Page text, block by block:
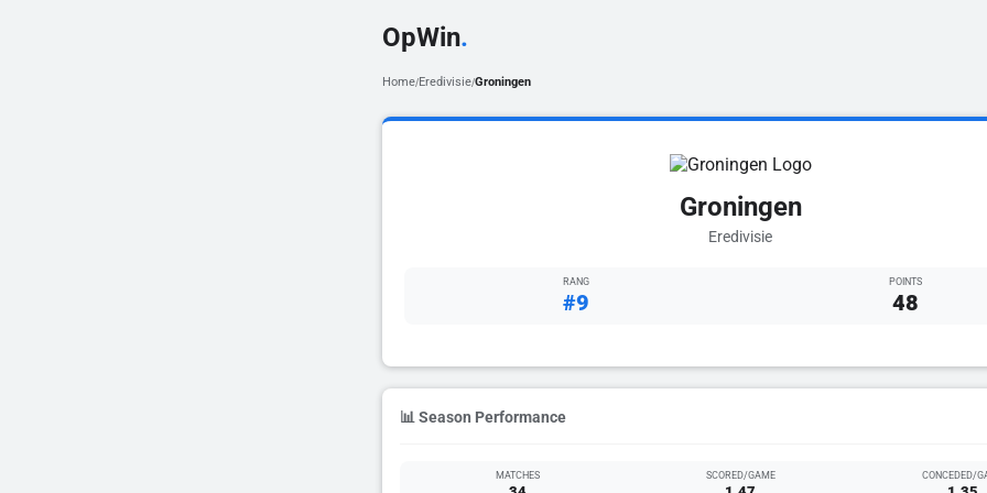
OpWin.
Home/Eredivisie/Groningen
Groningen
Eredivisie
RANG
#9
POINTS
48
📊 Season Performance
MATCHES SCORED/GAME CONCEDED/